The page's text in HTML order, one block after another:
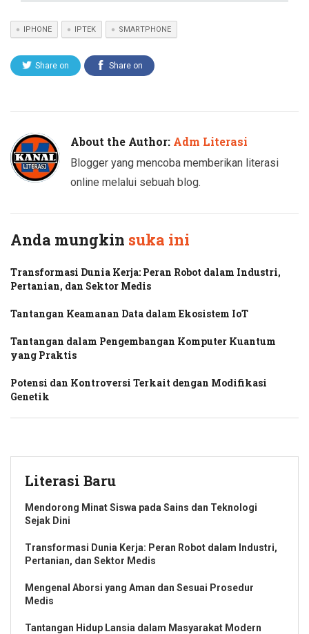
IPHONE IPTEK SMARTPHONE
Share on Share on
About the Author: Adm Literasi
Blogger yang mencoba memberikan literasi
online melalui sebuah blog.
Anda mungkin suka ini
Transformasi Dunia Kerja: Peran Robot dalam Industri,
Pertanian, dan Sektor Medis
Tantangan Keamanan Data dalam Ekosistem IoT
Tantangan dalam Pengembangan Komputer Kuantum
yang Praktis
Potensi dan Kontroversi Terkait dengan Modifikasi
Genetik
Literasi Baru
Mendorong Minat Siswa pada Sains dan Teknologi
Sejak Dini
Transformasi Dunia Kerja: Peran Robot dalam Industri,
Pertanian, dan Sektor Medis
Mengenal Aborsi yang Aman dan Sesuai Prosedur
Medis
Tantangan Hidup Lansia dalam Masyarakat Modern